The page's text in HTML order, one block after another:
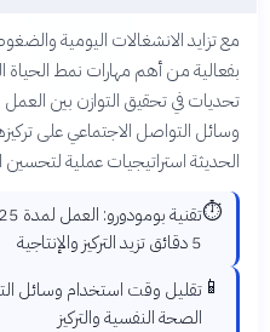
مع تزايد الانشغالات اليومية
بفعالية من أهم مهارات نمط
تحديات في تحقيق التوازن بين
وسائل التواصل الاجتماعي على
الحديثة استراتيجيات عملية لتحسين
⏱️
5 دقائق تزيد التركيز والإنتاجية
📱 تقليل وقت استخدام وسائل
الصحة النفسية والتركيز